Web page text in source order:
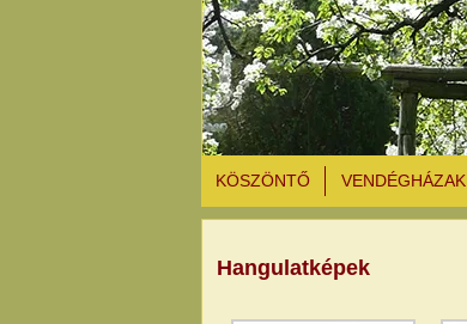
KÖSZÖNTŐ VENDÉGHÁZAK
Hangulatképek